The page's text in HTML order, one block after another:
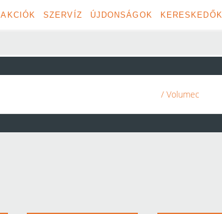
AKCIÓK SZERVÍZ ÚJDONSÁGOK KERESKEDŐK
/ Volumec